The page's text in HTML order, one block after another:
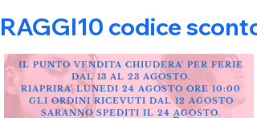
RAGGI10 codice
IL PUNTO VENDITA CHIUDERA' PER FERIE
DAL 13 AL 23 AGOSTO.
RIAPRIRA' LUNEDI 24 AGOSTO ORE 10:00
GLI ORDINI RICEVUTI DAL 12 AGOSTO
SARANNO SPEDITI IL 24 AGOSTO.